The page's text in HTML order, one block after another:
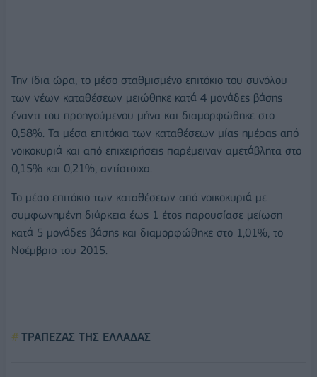
Την ίδια ώρα, το μέσο σταθμισμένο επιτόκιο του συνόλου
των νέων καταθέσεων μειώθηκε κατά 4 μονάδες βάσης
έναντι του προηγούμενου μήνα και διαμορφώθηκε στο
0,58%. Τα μέσα επιτόκια των καταθέσεων μίας ημέρας από
νοικοκυριά και από επιχειρήσεις παρέμειναν αμετάβλητα στο
0,15% και 0,21%, αντίστοιχα.
Το μέσο επιτόκιο των καταθέσεων από νοικοκυριά με
συμφωνημένη διάρκεια έως 1 έτος παρουσίασε μείωση
κατά 5 μονάδες βάσης και διαμορφώθηκε στο 1,01%, το
Νοέμβριο του 2015.
ΤΡΑΠΕΖΑΣ ΤΗΣ ΕΛΛΑΔΑΣ